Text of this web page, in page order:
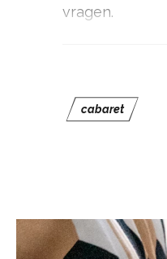
vragen.
cabaret